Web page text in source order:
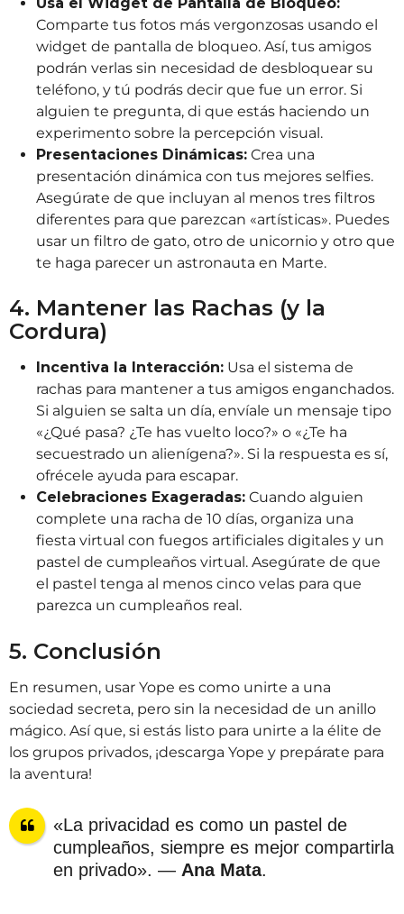
Comparte tus fotos más vergonzosas usando el
widget de pantalla de bloqueo. Así, tus amigos
podrán verlas sin necesidad de desbloquear su
teléfono, y tú podrás decir que fue un error. Si
alguien te pregunta, di que estás haciendo un
experimento sobre la percepción visual.
Presentaciones Dinámicas: Crea una
presentación dinámica con tus mejores selfies.
Asegúrate de que incluyan al menos tres filtros
diferentes para que parezcan «artísticas». Puedes
usar un filtro de gato, otro de unicornio y otro que
te haga parecer un astronauta en Marte.
4. Mantener las Rachas (y la
Cordura)
Incentiva la Interacción: Usa el sistema de
rachas para mantener a tus amigos enganchados.
Si alguien se salta un día, envíale un mensaje tipo
«¿Qué pasa? ¿Te has vuelto loco?» o «¿Te ha
secuestrado un alienígena?». Si la respuesta es sí,
ofrécele ayuda para escapar.
Celebraciones Exageradas: Cuando alguien
complete una racha de 10 días, organiza una
fiesta virtual con fuegos artificiales digitales y un
pastel de cumpleaños virtual. Asegúrate de que
el pastel tenga al menos cinco velas para que
parezca un cumpleaños real.
5. Conclusión
En resumen, usar Yope es como unirte a una
sociedad secreta, pero sin la necesidad de un anillo
mágico. Así que, si estás listo para unirte a la élite de
los grupos privados, ¡descarga Yope y prepárate para
la aventura!
«La privacidad es como un pastel de
cumpleaños, siempre es mejor compartirla
en privado». — Ana Mata.